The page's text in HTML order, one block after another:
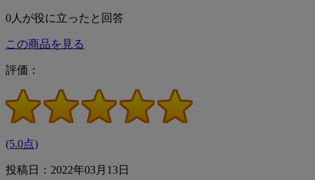
0人が役に立ったと回答
この商品を見る
評価：
(5.0点)
投稿日：2022年03月13日